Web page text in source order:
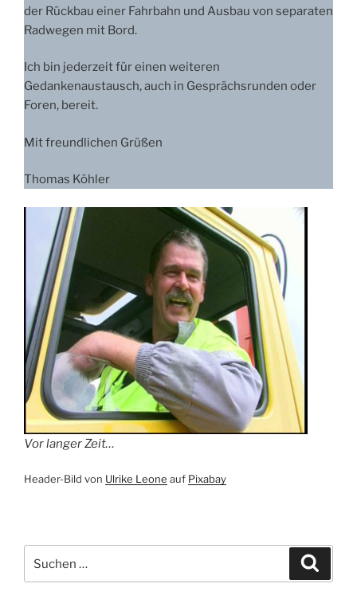
der Rückbau einer Fahrbahn und Ausbau von separaten
Radwegen mit Bord.
Ich bin jederzeit für einen weiteren
Gedankenaustausch, auch in Gesprächsrunden oder
Foren, bereit.
Mit freundlichen Grüßen
Thomas Köhler
Vor langer Zeit…
Header-Bild von Ulrike Leone auf Pixabay
nach: